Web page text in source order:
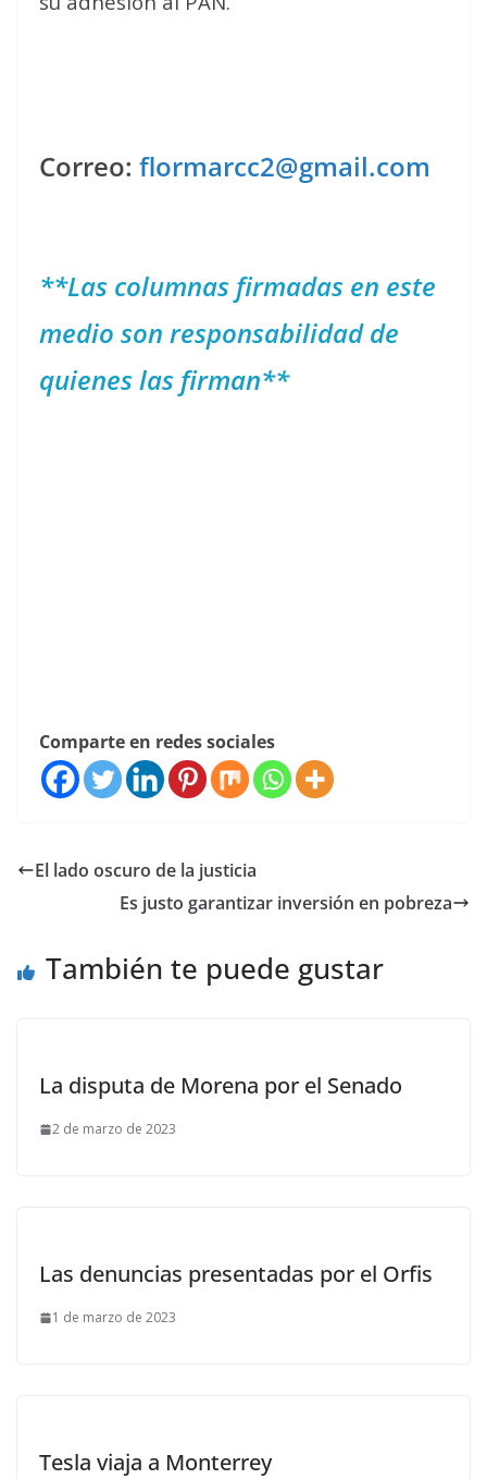
Correo: flormarcc2@gmail.com
**Las columnas firmadas en este
medio son responsabilidad de
quienes las firman**
Comparte en redes sociales
El lado oscuro de la justicia
Es justo garantizar inversión en pobreza
También te puede gustar
La disputa de Morena por el Senado
2 de marzo de 2023
Las denuncias presentadas por el Orfis
1 de marzo de 2023
Tesla viaja a Monterrey